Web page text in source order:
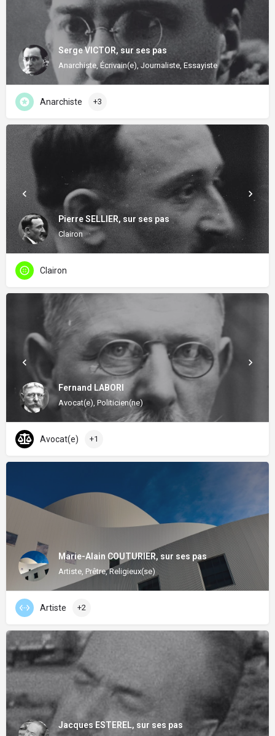
Serge VICTOR, sur ses pas
Anarchiste, Écrivain(e), Journaliste, Essayiste
Anarchiste +3
Pierre SELLIER, sur ses pas
Clairon
Clairon
Fernand LABORI
Avocat(e), Politicien(ne)
Avocat(e) +1
Marie-Alain COUTURIER, sur ses pas
Artiste, Prêtre, Religieux(se)
Artiste +2
Jacques ESTEREL, sur ses pas